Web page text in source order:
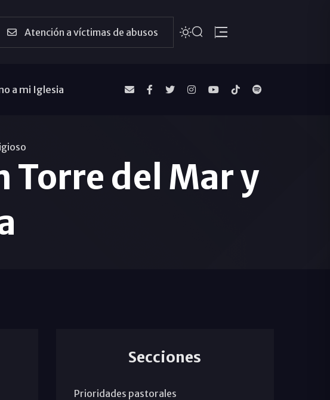
Atención a víctimas de abusos
a mi Iglesia
Torre del Mar y
Secciones
Prioridades pastorales